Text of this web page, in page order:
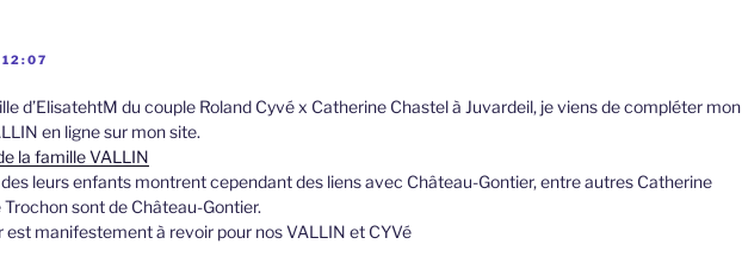
d’ElisatehtM du couple Roland Cyvé x Catherine Chastel à Juvardeil, je viens de compléter mon
en ligne sur mon site.
la famille VALLIN
leurs enfants montrent cependant des liens avec Château-Gontier, entre autres Catherine
sont de Château-Gontier.
est manifestement à revoir pour nos VALLIN et CYVé